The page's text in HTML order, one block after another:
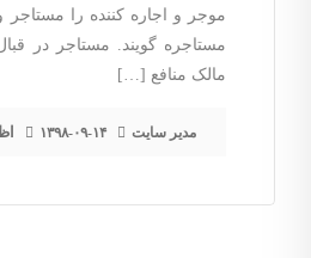
موجر و اجاره­ کننده را مستاجر
مستاجره گویند. مستاجر در
مالک منافع […]
مدیر سایت ۱۳۹۸-۰۹-۱۴ ۰